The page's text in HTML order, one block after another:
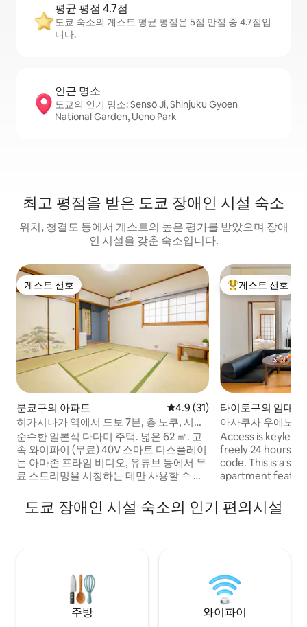
평균 평점 4.7점
도쿄 숙소의 게스트 평균 평점은 5점 만점 중 4.7점입
니다.
인근 명소
도쿄의 인기 명소: Sensō Ji, Shinjuku Gyoen
National Garden, Ueno Park
최고 평점을 받은 도쿄 장애인 시설 숙소
위치, 청결도 등에서 게스트의 높은 평가를 받았으며 장애
인 시설을 갖춘 숙소입니다.
게스트 선호
게스트 선호
분쿄구의 아파트 평점 4.9점(5점 만점), 후기 31
4.9 (31)
히가시나가 역에서 도보 7분, 층 노쿠, 시부
야 & 시부야까지 쉽게 이동
순수한 일본식 다다미 주택. 넓은 62 ㎡. 고
속 와이파이 (무료) 40V 스마트 디스플레이
는 아마존 프라임 비디오, 유튜브 등에서 무
료 스트리밍을 시청하는 데만 사용할 수 있
입니다.이케부쿠로 선샤인 시티는 도보 15
분 거리에 있습니다. 이케부쿠로 선샤인 시
를 오가는 리무진 버스가 하네다 공항과 나
리타 국제공항을 운행합니다. 아니메 도쿄
역은 도보로 15분 거리에 있습니다.만화 박
물관으로 이동하기에도 편리합니다. 세븐
상위 게스트 선호
게스트 선호
타이토구의 임대
아사쿠사 우에노
다미 방 #1-5, #4...
Access is
freely 24 hours a
code. This is a
apartment
up to 6 guests.
other rental
take with you,
Fi is available
도쿄 장애인 시설 숙소의 인기 편의시설
주방 와이파이